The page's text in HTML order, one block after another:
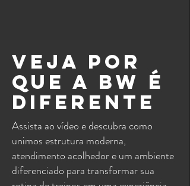
Veja por
que a BW é
diferente
Assista ao vídeo e descubra como
unimos estrutura moderna,
atendimento acolhedor e um ambiente
diferenciado para transformar sua